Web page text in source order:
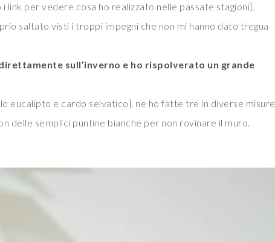
link per vedere cosa ho realizzato nelle passate stagioni}.
saltato visti i troppi impegni che non mi hanno dato tregua
sull’inverno e ho rispolverato un grande
eucalipto e cardo selvatico}, ne ho fatte tre in diverse misure
delle semplici puntine bianche per non rovinare il muro.